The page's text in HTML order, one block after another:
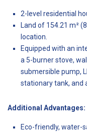
2-level residential
Land of 154.21 m²
location.
Equipped with an
a 5-burner stove,
submersible pump,
stationary tank, and
Additional Advantages:
Eco-friendly, water-